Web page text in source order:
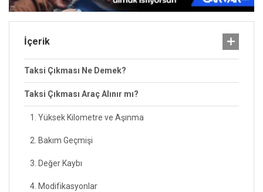
İçerik
Taksi Çıkması Ne Demek?
Taksi Çıkması Araç Alınır mı?
1. Yüksek Kilometre ve Aşınma
2. Bakım Geçmişi
3. Değer Kaybı
4. Modifikasyonlar